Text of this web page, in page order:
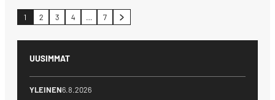
Artikkelien
sivutus
1 2 3 4 … 7
UUSIMMAT
YLEINEN6.8.2026